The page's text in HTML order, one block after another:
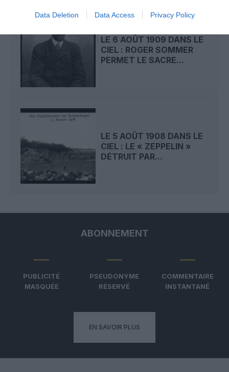
Data Deletion Data Access Privacy Policy
LE 6 AOÛT 1909 DANS LE
CIEL : ROGER SOMMER
PERMET LE SACRE...
LE 5 AOÛT 1908 DANS LE
CIEL : LE « ZEPPELIN »
DÉTRUIT PAR...
ABONNEMENT
PUBLICITÉ
MASQUÉE
PSEUDONYME
RÉSERVÉ
COMMENTAIRE
INSTANTANÉ
EN SAVOIR PLUS